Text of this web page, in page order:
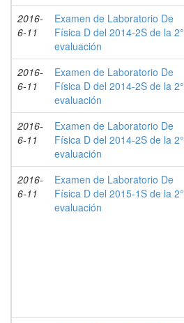
2016-
6-11
Examen de Laboratorio De
Física D del 2014-2S de la 2°
evaluación
2016-
6-11
Examen de Laboratorio De
Física D del 2014-2S de la 2°
evaluación
2016-
6-11
Examen de Laboratorio De
Física D del 2014-2S de la 2°
evaluación
2016-
6-11
Examen de Laboratorio De
Física D del 2015-1S de la 2°
evaluación